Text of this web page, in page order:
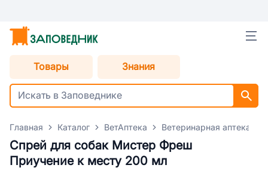
Товары Знания
Главная Каталог ВетАптека Ветеринарная аптека
Спрей для собак Мистер Фреш
Приучение к месту 200 мл